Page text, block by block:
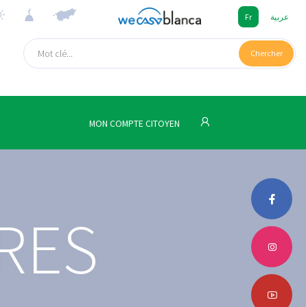
Fr عربية
Chercher
MON COMPTE CITOYEN